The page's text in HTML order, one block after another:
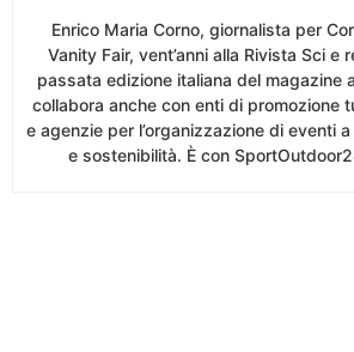
Enrico Maria Corno, giornalista per
Vanity Fair, vent’anni alla Rivista Sci e
passata edizione italiana del magazine
collabora anche con enti di promozione
e agenzie per l’organizzazione di eventi
e sostenibilità. È con